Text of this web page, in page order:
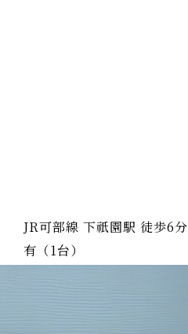
JR可部線 下祇園駅 徒歩6分
有（1台）